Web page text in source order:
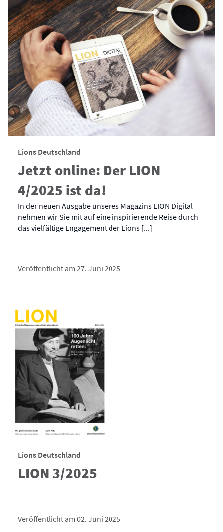
Lions Deutschland
Jetzt online: Der LION
4/2025 ist da!
In der neuen Ausgabe unseres Magazins LION Digital
nehmen wir Sie mit auf eine inspirierende Reise durch
das vielfältige Engagement der Lions [...]
Veröffentlicht am 27. Juni 2025
Lions Deutschland
LION 3/2025
Veröffentlicht am 02. Juni 2025